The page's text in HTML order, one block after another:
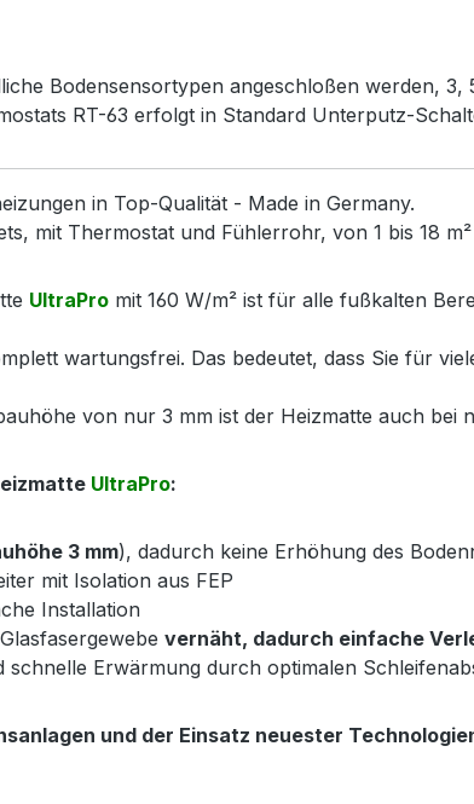
Bodensensortypen angeschloßen werden, 3,
RT-63 erfolgt in Standard Unterputz-
in Top-Qualität - Made in Germany.
mit Thermostat und Fühlerrohr, von 1 bis 18
UltraPro mit 160 W/m² ist für alle fußkalten
wartungsfrei. Das bedeutet, dass Sie für
von nur 3 mm ist der Heizmatte auch bei
UltraPro:
3 mm), dadurch keine Erhöhung des
mit Isolation aus FEP
Installation
vernäht, dadurch einfache
schnelle Erwärmung durch optimalen
und der Einsatz neuester